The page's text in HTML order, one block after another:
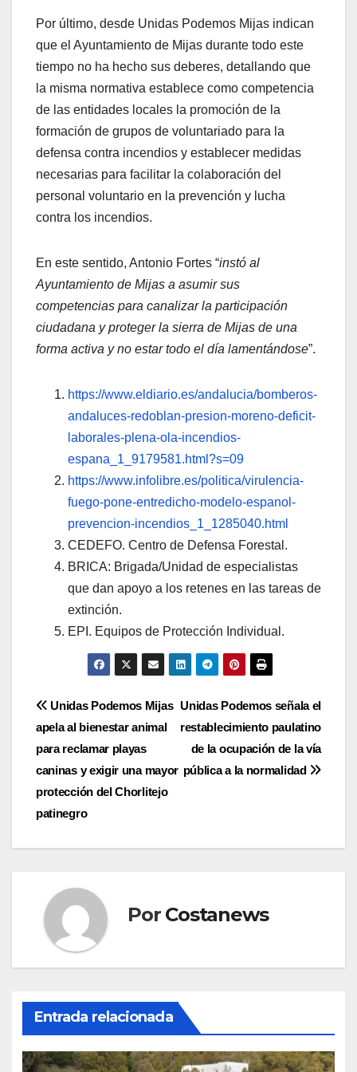
Por último, desde Unidas Podemos Mijas indican
que el Ayuntamiento de Mijas durante todo este
tiempo no ha hecho sus deberes, detallando que
la misma normativa establece como competencia
de las entidades locales la promoción de la
formación de grupos de voluntariado para la
defensa contra incendios y establecer medidas
necesarias para facilitar la colaboración del
personal voluntario en la prevención y lucha
contra los incendios.
En este sentido, Antonio Fortes “instó al
Ayuntamiento de Mijas a asumir sus
competencias para canalizar la participación
ciudadana y proteger la sierra de Mijas de una
forma activa y no estar todo el día lamentándose”.
https://www.eldiario.es/andalucia/bomberos-
andaluces-redoblan-presion-moreno-deficit-
laborales-plena-ola-incendios-
espana_1_9179581.html?s=09
https://www.infolibre.es/politica/virulencia-
fuego-pone-entredicho-modelo-espanol-
prevencion-incendios_1_1285040.html
CEDEFO. Centro de Defensa Forestal.
BRICA: Brigada/Unidad de especialistas
que dan apoyo a los retenes en las tareas de
extinción.
EPI. Equipos de Protección Individual.
Navegación
de
entradas
Unidas Podemos señala el
restablecimiento paulatino
de la ocupación de la vía
pública a la normalidad
Unidas Podemos Mijas
apela al bienestar animal
para reclamar playas
caninas y exigir una mayor
protección del Chorlitejo
patinegro
Por Costanews
Entrada relacionada